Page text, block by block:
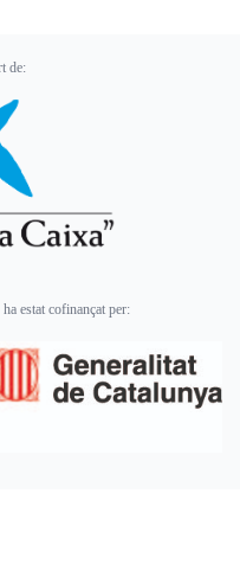
de:
estat cofinançat per: